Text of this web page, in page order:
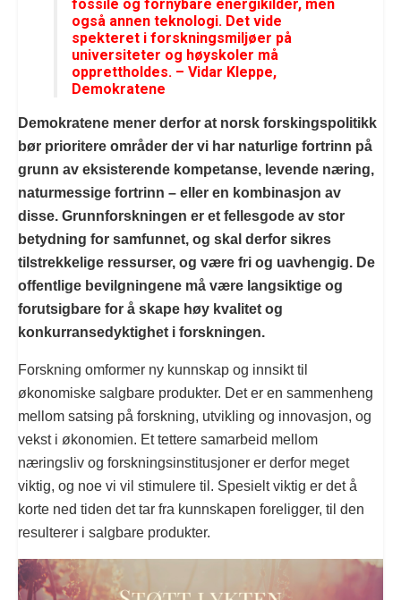
fossile og fornybare energikilder, men
også annen teknologi. Det vide
spekteret i forskningsmiljøer på
universiteter og høyskoler må
opprettholdes. – Vidar Kleppe,
Demokratene
Demokratene mener derfor at norsk forskingspolitikk
bør prioritere områder der vi har naturlige fortrinn på
grunn av eksisterende kompetanse, levende næring,
naturmessige fortrinn – eller en kombinasjon av
disse. Grunnforskningen er et fellesgode av stor
betydning for samfunnet, og skal derfor sikres
tilstrekkelige ressurser, og være fri og uavhengig. De
offentlige bevilgningene må være langsiktige og
forutsigbare for å skape høy kvalitet og
konkurransedyktighet i forskningen.
Forskning omformer ny kunnskap og innsikt til
økonomiske salgbare produkter. Det er en sammenheng
mellom satsing på forskning, utvikling og innovasjon, og
vekst i økonomien. Et tettere samarbeid mellom
næringsliv og forskningsinstitusjoner er derfor meget
viktig, og noe vi vil stimulere til. Spesielt viktig er det å
korte ned tiden det tar fra kunnskapen foreligger, til den
resulterer i salgbare produkter.